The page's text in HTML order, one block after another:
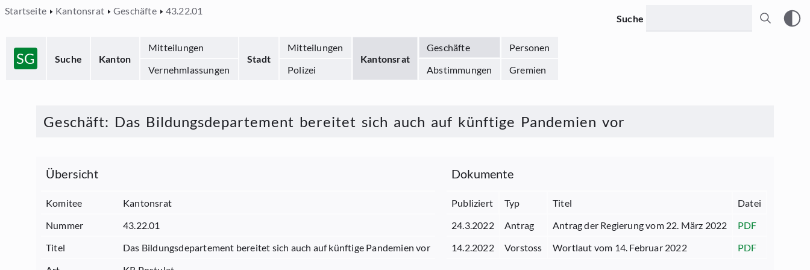
Startseite Kantonsrat Geschäfte 43.22.01
SG Suche Kanton
Mitteilungen
Stadt
Mitteilungen
Kantonsrat
Geschäfte
Personen
Vernehmlassungen
Polizei Abstimmungen Gremien
Suche
Geschäft: Das Bildungsdepartement bereitet sich auch auf künftige Pandemien vor
Übersicht
Komitee
Kantonsrat
Nummer
43.22.01
Titel
Das Bildungsdepartement bereitet sich auch auf künftige Pandemien vor
Dokumente
Publiziert Typ Titel
Datei
24.3.2022
Antrag Antrag der Regierung vom 22. März 2022
PDF
14.2.2022
Vorstoss Wortlaut vom 14. Februar 2022 PDF